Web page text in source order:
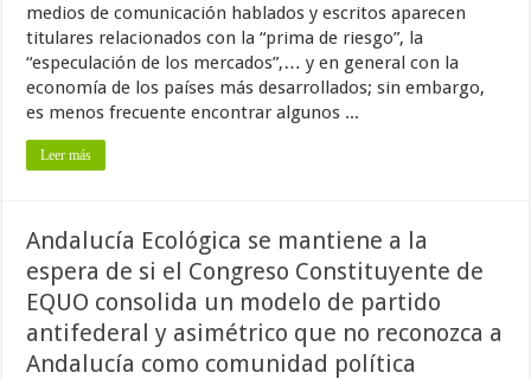
medios de comunicación hablados y escritos aparecen
titulares relacionados con la “prima de riesgo”, la
“especulación de los mercados”,… y en general con la
economía de los países más desarrollados; sin embargo,
es menos frecuente encontrar algunos ...
Leer más
Andalucía Ecológica se mantiene a la
espera de si el Congreso Constituyente de
EQUO consolida un modelo de partido
antifederal y asimétrico que no reconozca a
Andalucía como comunidad política